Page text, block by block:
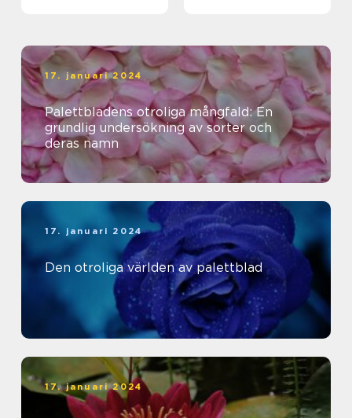
17. januari 2024
Palettbladens otroliga mångfald: En
grundlig undersökning av sorter och
deras namn
17. januari 2024
Den otroliga världen av palettblad
17. januari 2024